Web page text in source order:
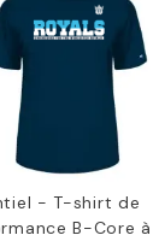
- T-shirt de
B-Core à